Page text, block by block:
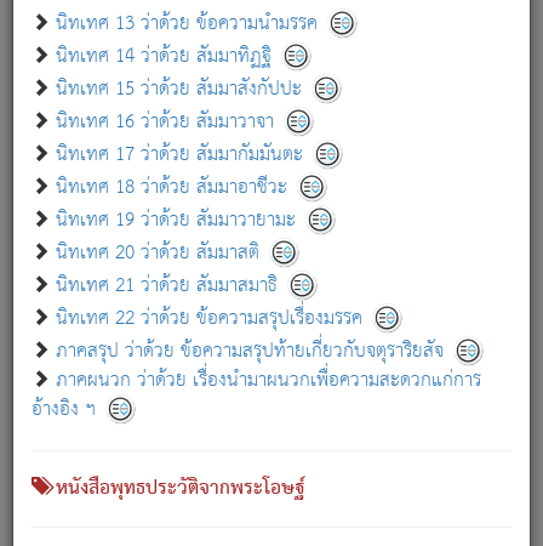
นิทเทศ 13 ว่าด้วย ข้อความนำมรรค
นิทเทศ 14 ว่าด้วย สัมมาทิฏฐิ
นิทเทศ 15 ว่าด้วย สัมมาสังกัปปะ
นิทเทศ 16 ว่าด้วย สัมมาวาจา
นิทเทศ 17 ว่าด้วย สัมมากัมมันตะ
นิทเทศ 18 ว่าด้วย สัมมาอาชีวะ
นิทเทศ 19 ว่าด้วย สัมมาวายามะ
นิทเทศ 20 ว่าด้วย สัมมาสติ
นิทเทศ 21 ว่าด้วย สัมมาสมาธิ
นิทเทศ 22 ว่าด้วย ข้อความสรุปเรื่องมรรค
ภาคสรุป ว่าด้วย ข้อความสรุปท้ายเกี่ยวกับจตุราริยสัจ
ภาคผนวก ว่าด้วย เรื่องนำมาผนวกเพื่อความสะดวกแก่การ
อ้างอิง ฯ
หนังสือพุทธประวัติจากพระโอษฐ์
เกี่ยวกับธรรมโฆษณ์ออนไลน์ (Disclaimer)
แม้ระบบ "ธรรมโฆษณ์ออนไลน์" พยายามปรับปรุงข้อมูลให้ถูกต้องมากที่สุด
ผู้ศึกษาก็พึงตรวจสอบกับตัวเล่มหนังสือต้นฉบับ ที่มีการพิมพ์ครั้งล่าสุด
ก่อนนำข้อมูลไปใช้ในการอ้างอิง"
เกี่ยวกับอัตถจารี|เกี่ยวกับการพัฒนา|แจ้งข้อผิดพลาด / แนะนำ
หนังสือที่เกี่ยวข้อง